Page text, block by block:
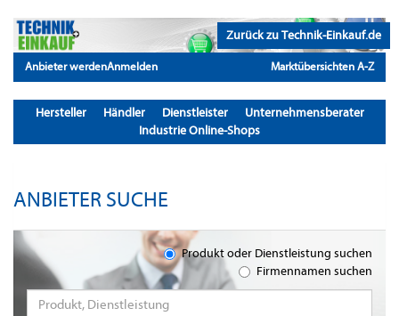
Zurück zu Technik-Einkauf.de
Anbieter werdenAnmelden Marktübersichten A-Z
Hersteller Händler Dienstleister
Unternehmensberater
Industrie Online-Shops
ANBIETER SUCHE
Produkt oder Dienstleistung suchen
Firmennamen suchen